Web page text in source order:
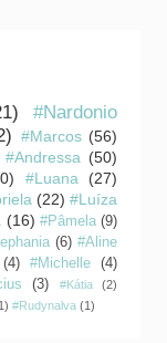
#Nardonio
#Marcos (56)
#Andressa (50)
#Luana
(27)
(22) #Luíza
(16) #Pâmela (9)
(6) #Aline
(4) #Michelle
(4)
(3) #Kátia
(2)
#Rudynalva (1)